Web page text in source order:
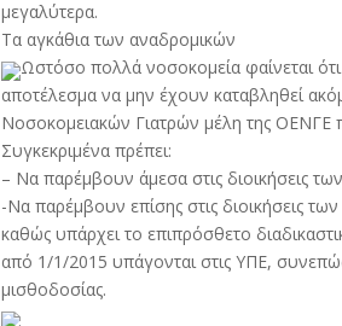
μεγαλύτερα.
Τα αγκάθια των αναδρομικών
Ωστόσο πολλά νοσοκομεία φαίνεται
αποτέλεσμα να μην έχουν καταβληθεί
Νοσοκομειακών Γιατρών μέλη της ΟΕΝΓΕ
Συγκεκριμένα πρέπει:
– Να παρέμβουν άμεσα στις διοικήσεις
-Να παρέμβουν επίσης στις διοικήσεις
καθώς υπάρχει το επιπρόσθετο
από 1/1/2015 υπάγονται στις ΥΠΕ,
μισθοδοσίας.